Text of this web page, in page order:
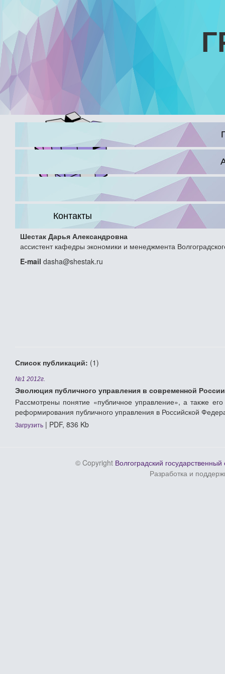
Контакты
Шестак Дарья Александровна
ассистент кафедры экономики и менеджмента
E-mail dasha@shestak.ru
Список публикаций: (1)
№1 2012г.
Эволюция публичного управления в современной
Рассмотрены понятие «публичное управление», а также
реформирования публичного управления в Российской
Загрузить | PDF, 836 Kb
© Copyright Волгоградский
Разработка и